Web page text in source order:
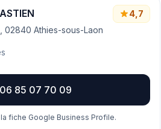
02840 Athies-sous-Laon
4,7
06 85 07 70 09
fiche Google Business Profile.